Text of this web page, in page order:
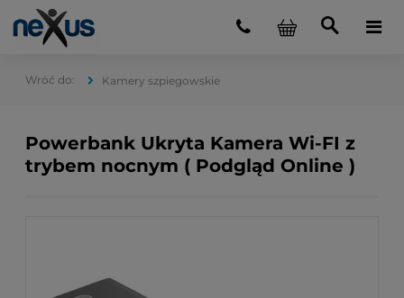
Kamery szpiegowskie
Powerbank Ukryta Kamera Wi-FI z
trybem nocnym ( Podgląd Online )